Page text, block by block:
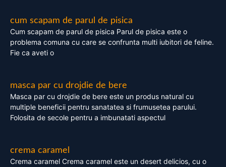
cum scapam de parul de pisica
Cum scapam de parul de pisica Parul de pisica este o
problema comuna cu care se confrunta multi iubitori de feline.
Fie ca aveti o
masca par cu drojdie de bere
Masca par cu drojdie de bere este un produs natural cu
multiple beneficii pentru sanatatea si frumusetea parului.
Folosita de secole pentru a imbunatati aspectul
crema caramel
Crema caramel Crema caramel este un desert delicios, cu o